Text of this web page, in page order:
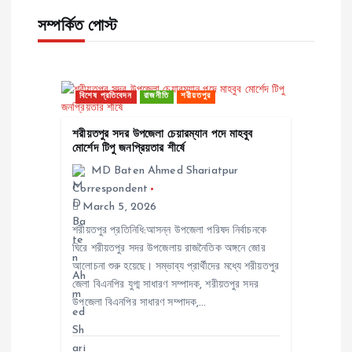
n
সম্পর্কিত পোস্ট
বিশেষ প্রতিবেদন রাজনীতি শরীয়তপুর
শরীয়তপুর সদর উপজেলা চেয়ারম্যান পদে মাহবুব
মোর্শেদ টিপু জনপ্রিয়তার শীর্ষে
MD Baten Ahmed Shariatpur
Correspondent
March 5, 2026
শরীয়তপুর প্রতিনিধি:আসন্ন উপজেলা পরিষদ নির্বাচনকে
ঘিরে শরীয়তপুর সদর উপজেলায় রাজনৈতিক অঙ্গনে জোর
আলোচনা শুরু হয়েছে। সম্ভাব্য প্রার্থীদের মধ্যে শরীয়তপুর
জেলা বিএনপির যুগ্ম সাধারণ সম্পাদক, শরীয়তপুর সদর
উপজেলা বিএনপির সাধারণ সম্পাদক,…